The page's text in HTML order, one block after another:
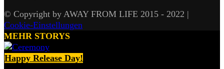
© Copyright by AWAY FROM LIFE 2015 - 2022 |
Cookie-Einstellungen
MEHR STORYS
Happy Release Day!